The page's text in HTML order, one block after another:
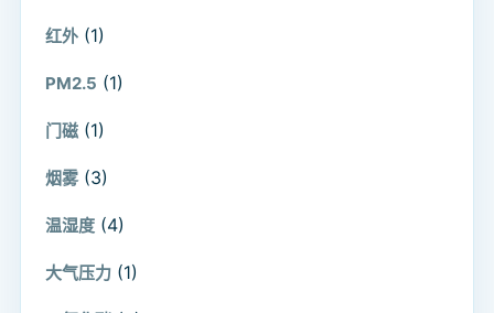
红外 (1)
PM2.5 (1)
门磁 (1)
烟雾 (3)
温湿度 (4)
大气压力 (1)